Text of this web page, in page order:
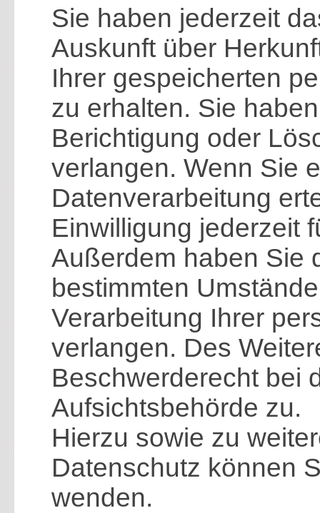
Sie haben jederzeit
Auskunft über
Ihrer gespeicherten
zu erhalten. Sie
Berichtigung oder
verlangen. Wenn Sie
Datenverarbeitung
Einwilligung jederzeit
Außerdem haben Sie
bestimmten
Verarbeitung Ihrer
verlangen. Des
Beschwerderecht bei
Aufsichtsbehörde zu.
Hierzu sowie zu
Datenschutz können
wenden.